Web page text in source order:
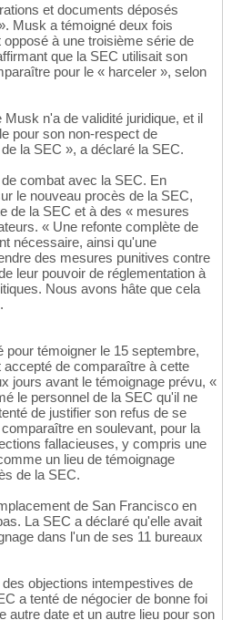
et documents déposés
Musk a témoigné deux fois
à une troisième série de
que la SEC utilisait son
pour le « harceler », selon
n'a de validité juridique, et il
pour son non-respect de
la SEC », a déclaré la SEC.
combat avec la SEC. En
le nouveau procès de la SEC,
de la SEC et à des « mesures
« Une refonte complète de
nécessaire, ainsi qu'une
des mesures punitives contre
leur pouvoir de réglementation à
Nous avons hâte que cela
témoigner le 15 septembre,
de comparaître à cette
jours avant le témoignage prévu, «
le personnel de la SEC qu'il ne
de justifier son refus de se
en soulevant, pour la
fallacieuses, y compris une
un lieu de témoignage
de la SEC.
de San Francisco en
La SEC a déclaré qu'elle avait
dans l'un de ses 11 bureaux
objections intempestives de
a tenté de négocier de bonne foi
autre date et un autre lieu pour son